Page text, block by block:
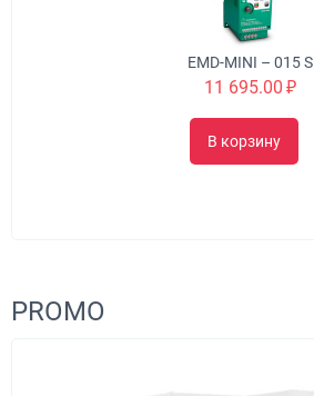
EMD-MINI – 015 S
11 695.00 ₽
В корзину
PROMO